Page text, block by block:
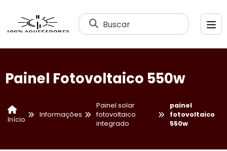
Buscar
Painel Fotovoltaico 550w
Início
Informações
Painel solar
fotovoltaico
integrado
painel
fotovoltaico
550w